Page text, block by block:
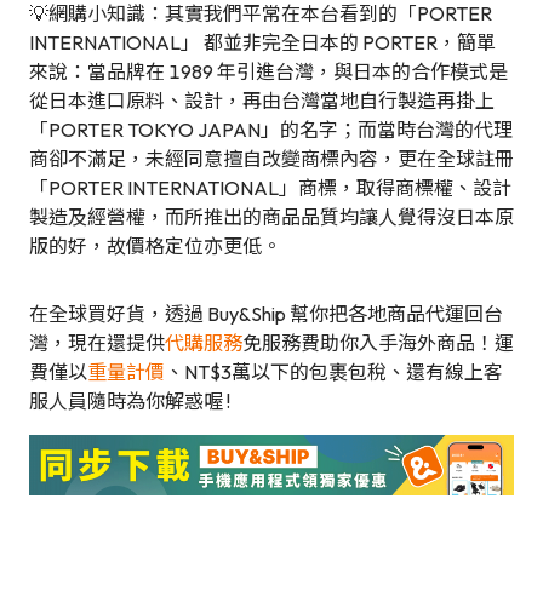
💡網購小知識：其實我們平常在本台看到的「PORTER
INTERNATIONAL」 都並非完全日本的 PORTER，簡單
來說：當品牌在 1989 年引進台灣，與日本的合作模式是
從日本進口原料、設計，再由台灣當地自行製造再掛上
「PORTER TOKYO JAPAN」的名字；而當時台灣的代理
商卻不滿足，未經同意擅自改變商標內容，更在全球註冊
「PORTER INTERNATIONAL」商標，取得商標權、設計
製造及經營權，而所推出的商品品質均讓人覺得沒日本原
版的好，故價格定位亦更低。
在全球買好貨，透過 Buy&Ship 幫你把各地商品代運回台
灣，現在還提供代購服務免服務費助你入手海外商品！運
費僅以重量計價 、NT$3萬以下的包裹包稅、還有線上客
服人員隨時為你解惑喔 !